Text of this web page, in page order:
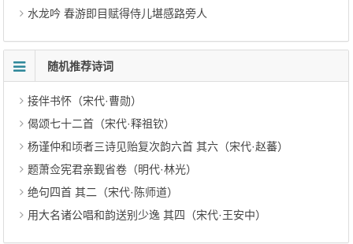
水龙吟 春游即目赋得侍儿堪感路旁人
随机推荐诗词
接伴书怀（宋代·曹勋）
偈颂七十二首（宋代·释祖钦）
杨谨仲和顷者三诗见贻复次韵六首 其六（宋代·赵蕃）
题萧佥宪君亲觐省卷（明代·林光）
绝句四首 其二（宋代·陈师道）
用大名诸公唱和韵送别少逸 其四（宋代·王安中）